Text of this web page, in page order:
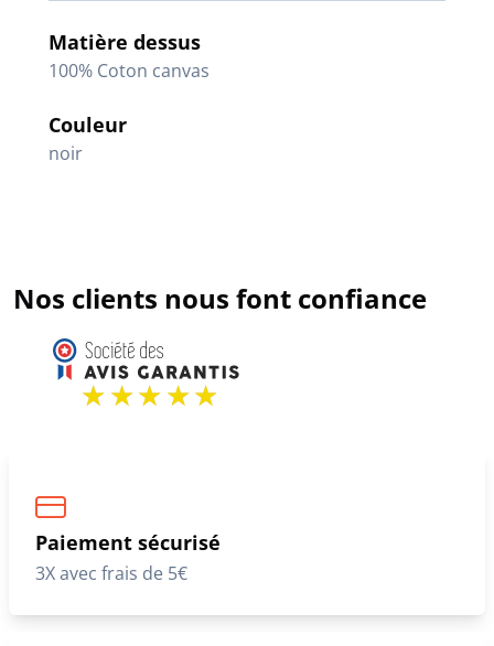
Matière dessus
100% Coton canvas
Couleur
noir
Nos clients nous font confiance
Paiement sécurisé
3X avec frais de 5€